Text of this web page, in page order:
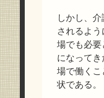
しかし、
されるよ
場でも必
になって
場で働く
状である。